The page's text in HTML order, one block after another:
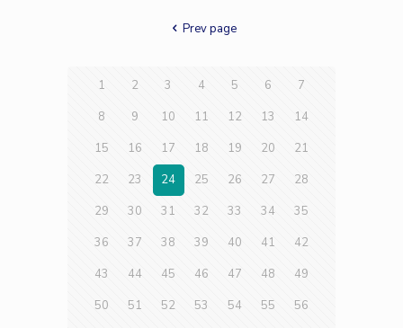
Prev page
1 2 3 4 5 6
7
8
9 10 11 12 13
14
15
16 17 18 19 20
21
22
23 24 25 26 27
28
29
30 31 32 33 34
35
36
37 38 39 40 41
42
43
44 45 46 47 48
49
50
51 52 53 54 55
56